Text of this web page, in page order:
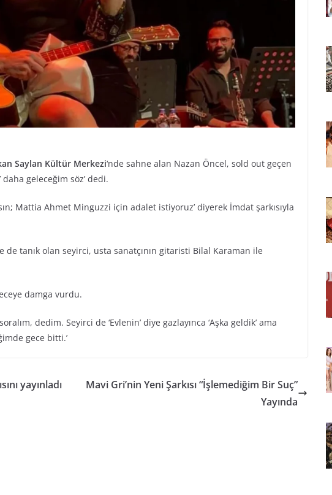
Saylan Kültür Merkezi‘nde sahne alan Nazan Öncel, sold out geçen
daha geleceğim söz’ dedi.
Mattia Ahmet Minguzzi için adalet istiyoruz’ diyerek İmdat şarkısıyla
tanık olan seyirci, usta sanatçının gitaristi Bilal Karaman ile
damga vurdu.
dedim. Seyirci de ‘Evlenin’ diye gazlayınca ‘Aşka geldik’ ama
gece bitti.’
yayınladı
Mavi Gri’nin Yeni Şarkısı “İşlemediğim Bir Suç”
Yayında